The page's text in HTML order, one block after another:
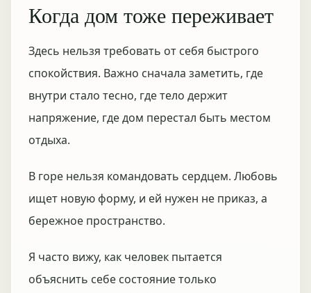
Когда дом тоже переживает
Здесь нельзя требовать от себя быстрого
спокойствия. Важно сначала заметить, где
внутри стало тесно, где тело держит
напряжение, где дом перестал быть местом
отдыха.
В горе нельзя командовать сердцем. Любовь
ищет новую форму, и ей нужен не приказ, а
бережное пространство.
Я часто вижу, как человек пытается
объяснить себе состояние только